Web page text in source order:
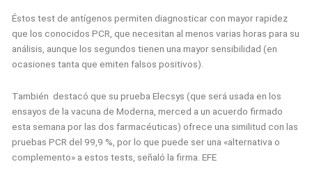
Éstos test de antígenos permiten diagnosticar con mayor rapidez
que los conocidos PCR, que necesitan al menos varias horas para su
análisis, aunque los segundos tienen una mayor sensibilidad (en
ocasiones tanta que emiten falsos positivos).
También destacó que su prueba Elecsys (que será usada en los
ensayos de la vacuna de Moderna, merced a un acuerdo firmado
esta semana por las dos farmacéuticas) ofrece una similitud con las
pruebas PCR del 99,9 %, por lo que puede ser una «alternativa o
complemento» a estos tests, señaló la firma. EFE